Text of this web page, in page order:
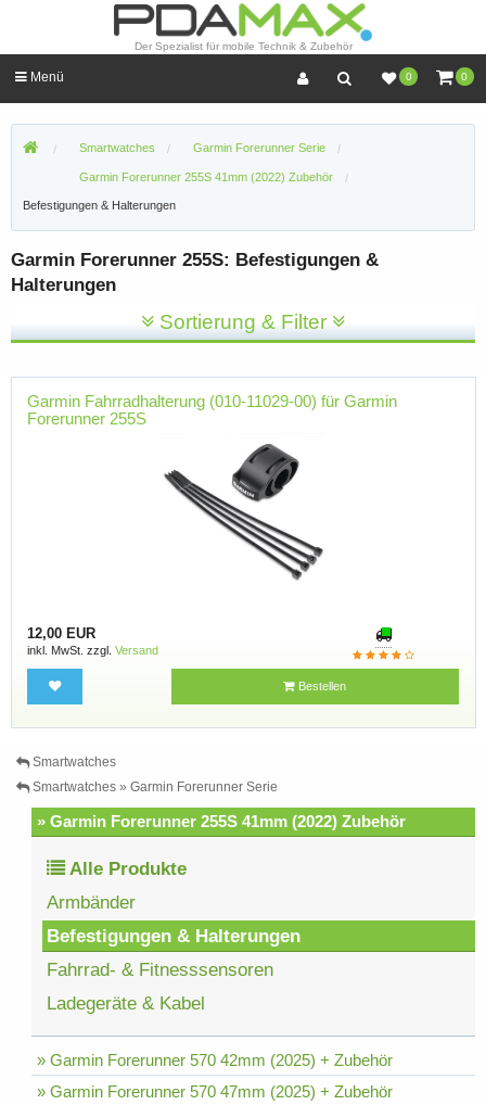
Der Spezialist für mobile Technik & Zubehör
0 0
Menü
Smartwatches Garmin Forerunner Serie
Garmin Forerunner 255S 41mm (2022) Zubehör
Befestigungen & Halterungen
Garmin Forerunner 255S: Befestigungen &
Halterungen
Sortierung & Filter
Garmin Fahrradhalterung (010-11029-00) für Garmin
Forerunner 255S
12,00 EUR
inkl. MwSt. zzgl. Versand
Bestellen
Smartwatches
Smartwatches » Garmin Forerunner Serie
» Garmin Forerunner 255S 41mm (2022) Zubehör
Alle Produkte
Armbänder
Befestigungen & Halterungen
Fahrrad- & Fitnesssensoren
Ladegeräte & Kabel
» Garmin Forerunner 570 42mm (2025) + Zubehör
» Garmin Forerunner 570 47mm (2025) + Zubehör